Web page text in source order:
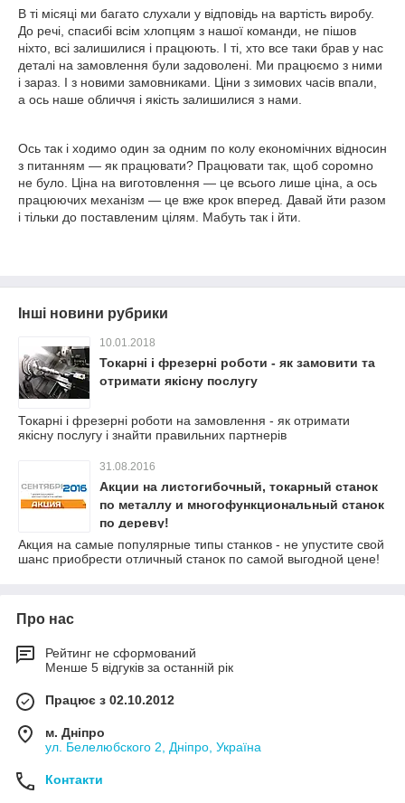
В ті місяці ми багато слухали у відповідь на вартість виробу.
До речі, спасибі всім хлопцям з нашої команди, не пішов
ніхто, всі залишилися і працюють. І ті, хто все таки брав у нас
деталі на замовлення були задоволені. Ми працюємо з ними
і зараз. І з новими замовниками. Ціни з зимових часів впали,
а ось наше обличчя і якість залишилися з нами.
Ось так і ходимо один за одним по колу економічних відносин
з питанням ― як працювати? Працювати так, щоб соромно
не було. Ціна на виготовлення ― це всього лише ціна, а ось
працюючих механізм ― це вже крок вперед. Давай йти разом
і тільки до поставленим цілям. Мабуть так і йти.
Інші новини рубрики
10.01.2018
Токарні і фрезерні роботи - як замовити та
отримати якісну послугу
Токарні і фрезерні роботи на замовлення - як отримати
якісну послугу і знайти правильних партнерів
31.08.2016
Акции на листогибочный, токарный станок
по металлу и многофункциональный станок
по дереву!
Акция на самые популярные типы станков - не упустите свой
шанс приобрести отличный станок по самой выгодной цене!
Про нас
Рейтинг не сформований
Менше 5 відгуків за останній рік
Працює з 02.10.2012
м. Дніпро
ул. Белелюбского 2, Дніпро, Україна
Контакти